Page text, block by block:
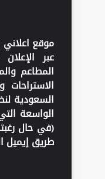
موقع
عبر
المطاعم
الاستراحات
السعودية
الواسعة
(في حال
طريق إيميل